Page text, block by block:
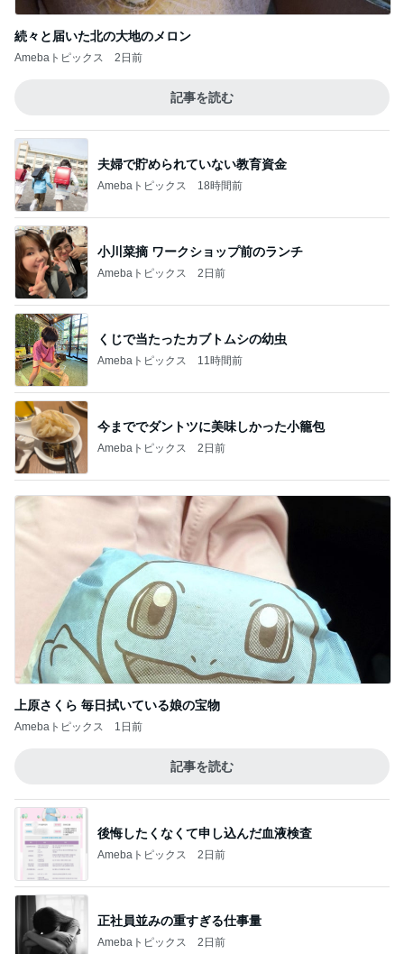
続々と届いた北の大地のメロン
Amebaトピックス 2日前
記事を読む
夫婦で貯められていない教育資金
Amebaトピックス 18時間前
小川菜摘 ワークショップ前のランチ
Amebaトピックス 2日前
くじで当たったカブトムシの幼虫
Amebaトピックス 11時間前
今まででダントツに美味しかった小籠包
Amebaトピックス 2日前
上原さくら 毎日拭いている娘の宝物
Amebaトピックス 1日前
記事を読む
後悔したくなくて申し込んだ血液検査
Amebaトピックス 2日前
正社員並みの重すぎる仕事量
Amebaトピックス 2日前